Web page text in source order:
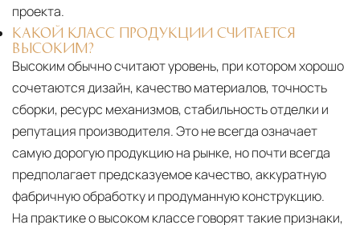
проекта.
КАКОЙ КЛАСС ПРОДУКЦИИ СЧИТАЕТСЯ
ВЫСОКИМ?
Высоким обычно считают уровень, при котором хорошо
сочетаются дизайн, качество материалов, точность
сборки, ресурс механизмов, стабильность отделки и
репутация производителя. Это не всегда означает
самую дорогую продукцию на рынке, но почти всегда
предполагает предсказуемое качество, аккуратную
фабричную обработку и продуманную конструкцию.
На практике о высоком классе говорят такие признаки,